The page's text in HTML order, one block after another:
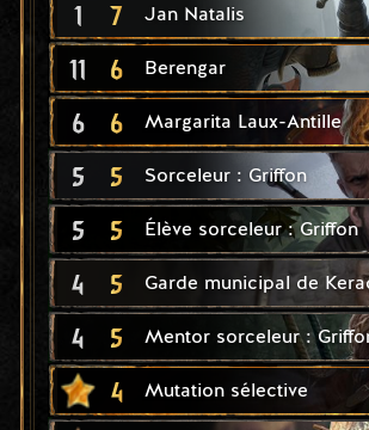
1 7 Jan Natalis
11 6 Berengar
6 6 Margarita Laux-Antille
5 5 Sorceleur : Griffon
5 5 Élève sorceleur : Griffon
4 5 Garde municipal de
4 5 Mentor sorceleur :
4 Mutation sélective